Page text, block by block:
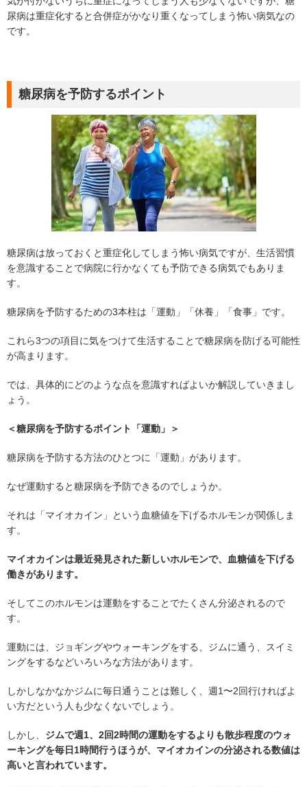
尿病は重症化すると合併症がかなり重くなってしまう怖い病気なの
です。
糖尿病を予防するポイント
糖尿病は放っておくと重症化してしまう怖い病気ですが、生活習慣
を意識することで病院に行かなくても予防できる病気でもありま
す。
糖尿病を予防するための3本柱は「運動」「休養」「食事」です。
これら3つの項目に気をつけて生活することで糖尿病を防げる可能性
が高まります。
では、具体的にどのような点を意識すればよいか解説していきまし
ょう。
＜糖尿病を予防するポイント「運動」＞
糖尿病を予防する方法のひとつに「運動」があります。
なぜ運動すると糖尿病を予防できるのでしょうか。
それは「マイオカイン」という血糖値を下げるホルモンが関係しま
す。
マイオカインは最近発見された新しいホルモンで、血糖値を下げる
働きがあります。
そしてこのホルモンは運動をすることでたくさん分泌されるので
す。
運動には、ジョギングやウォーキングをする、ジムに通う、スイミ
ングをするなどいろいろな方法があります。
しかしなかなかジムに毎日通うことは難しく、週1〜2回行ければよ
い方だという人も少なくないでしょう。
しかし、 ジムで週1、2回2時間の運動をするよりも散歩程度のウォ
ーキングを毎日1時間行うほうが、マイオカインの分泌される数値は
高いと言われています。